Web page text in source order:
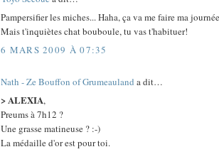
Pampersifier les miches... Haha, ça va me faire ma
Mais t'inquiètes chat bouboule, tu vas t'habituer!
6 MARS 2009 À 07:35
Nath - Ze Bouffon of Grumeauland a dit…
> ALEXIA,
Preums à 7h12 ?
Une grasse matineuse ? :-)
La médaille d'or est pour toi.